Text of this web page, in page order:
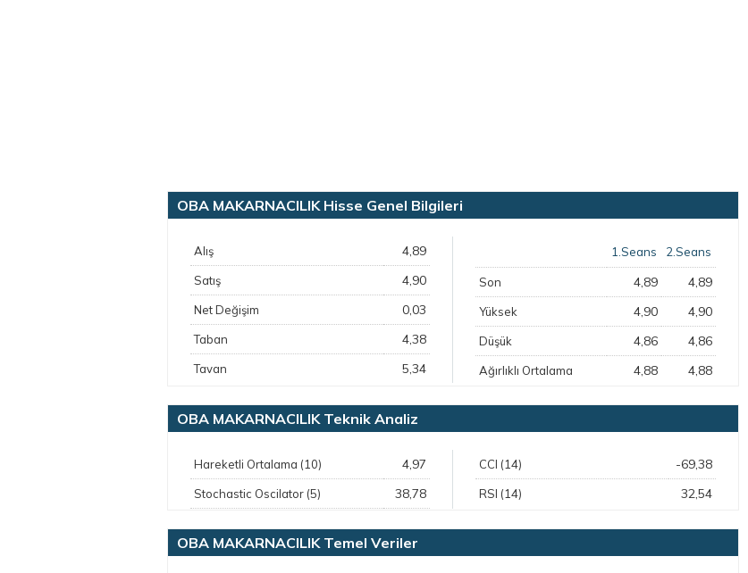
OBA MAKARNACILIK Hisse Genel Bilgileri
Alış 4,89
Satış 4,90
Net Değişim 0,03
Taban 4,38
Tavan 5,34
1.Seans 2.Seans
Son 4,89 4,89
Yüksek 4,90 4,90
Düşük 4,86 4,86
Ağırlıklı Ortalama 4,88 4,88
OBA MAKARNACILIK Teknik Analiz
Hareketli Ortalama (10) 4,97
Stochastic Oscilator (5) 38,78
CCI (14) -69,38
RSI (14) 32,54
OBA MAKARNACILIK Temel Veriler